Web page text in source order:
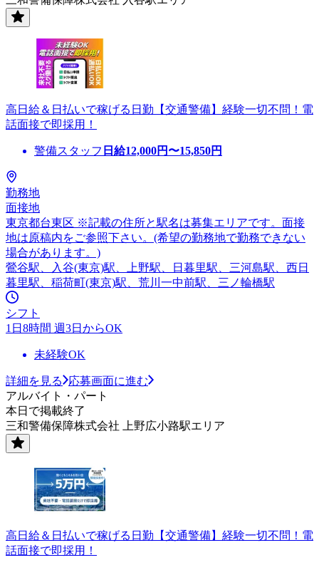
高日給＆日払いで稼げる日勤【交通警備】経験一切不問！電
話面接で即採用！
警備スタッフ 日給12,000円〜15,850円
勤務地
面接地
東京都台東区 ※記載の住所と駅名は募集エリアです。面接
地は原稿内をご参照下さい。(希望の勤務地で勤務できない
場合があります。)
鶯谷駅、入谷(東京)駅、上野駅、日暮里駅、三河島駅、西日
暮里駅、稲荷町(東京)駅、荒川一中前駅、三ノ輪橋駅
シフト
1日8時間 週3日からOK
未経験OK
詳細を見る
応募画面に進む
アルバイト・パート
本日で掲載終了
三和警備保障株式会社 上野広小路駅エリア
高日給＆日払いで稼げる日勤【交通警備】経験一切不問！電
話面接で即採用！